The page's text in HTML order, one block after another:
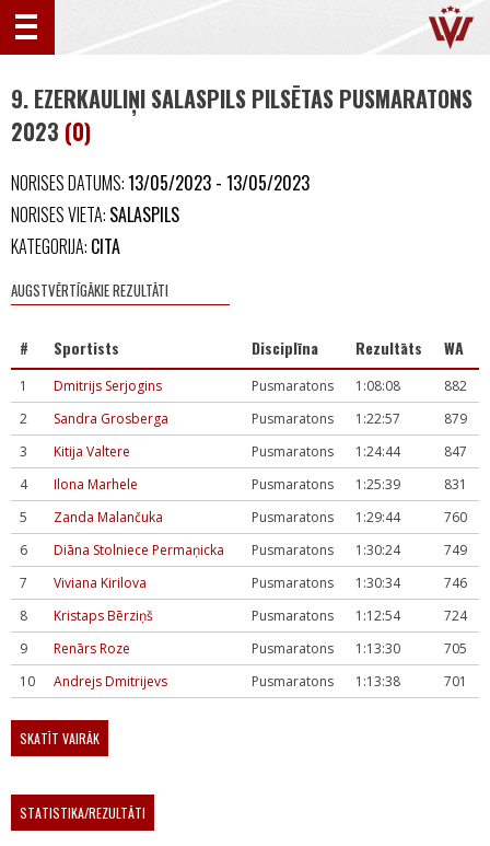
9. EZERKAULIŅI SALASPILS PILSĒTAS PUSMARATONS
2023 (0)
NORISES DATUMS:13/05/2023 - 13/05/2023
NORISES VIETA: SALASPILS
KATEGORIJA: CITA
AUGSTVĒRTĪGĀKIE REZULTĀTI
# Sportists Disciplīna Rezultāts WA
1 Dmitrijs Serjogins Pusmaratons 1:08:08
882
2
Sandra Grosberga Pusmaratons 1:22:57
879
3
Kitija Valtere Pusmaratons 1:24:44
847
4
Ilona Marhele Pusmaratons 1:25:39
831
5
Zanda Malančuka Pusmaratons 1:29:44
760
6
Diāna Stolniece Permaņicka Pusmaratons 1:30:24
749
7
Viviana Kirilova Pusmaratons 1:30:34
746
8
Kristaps Bērziņš Pusmaratons 1:12:54
724
9
Renārs Roze Pusmaratons 1:13:30
705
10
Andrejs Dmitrijevs Pusmaratons 1:13:38 701
SKATĪT VAIRĀK
STATISTIKA/REZULTĀTI